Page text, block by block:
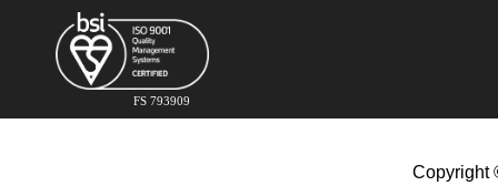
FS 793909
Copyright